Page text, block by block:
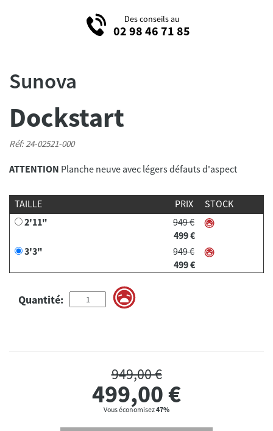
Des conseils au
02 98 46 71 85
Sunova
Dockstart
Réf: 24-02521-000
ATTENTION Planche neuve avec légers défauts d'aspect
TAILLE PRIX
STOCK
2'11"
949 €
499 €
3'3"
949 €
499 €
Quantité:
949,00 €
499,00€
Vous économisez47%